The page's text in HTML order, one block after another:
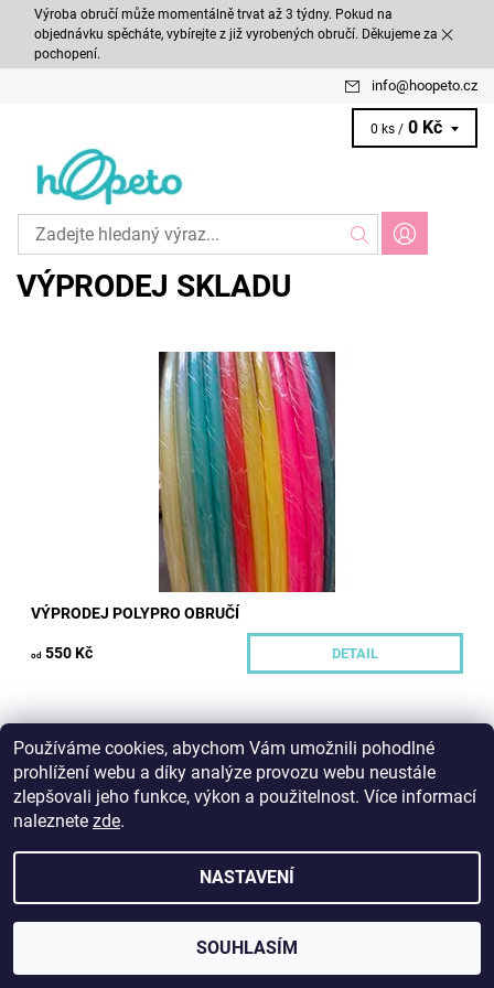
Výroba obručí může momentálně trvat až 3 týdny. Pokud na
objednávku spěcháte, vybírejte z již vyrobených obručí. Děkujeme za
pochopení.
info@ hoopeto.cz
0 ks / 0 Kč
VÝPRODEJ SKLADU
Výprodej skladových polypro obručí pro pokročilé. K odeslání
pouze po jednom kusu. U těchto obručí není možné měnit barvu
ani rozměr. Ihned lze...
Skladem
573/POL6
Hoopeto
VÝPRODEJ POLYPRO OBRUČÍ
od 550 Kč DETAIL
2026 © Hoopeto, všechna práva vyhrazena
Vytvořil Shoptet
Používáme cookies, abychom Vám umožnili pohodlné
prohlížení webu a díky analýze provozu webu neustále
zlepšovali jeho funkce, výkon a použitelnost. Více informací
naleznete zde.
NASTAVENÍ
SOUHLASÍM